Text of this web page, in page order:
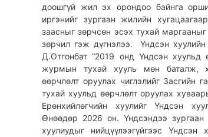
доошгүй жил эх орондоо байнга
иргэнийг зургаан жилийн
заасныг зөрчсөн эсэх тухай
зөрчил гэж дүгнэлээ. Үндсэн
Д.Отгонбат “2019 онд Үндсэн
журмын тухай хууль мөн баталж,
өөрчлөлт оруулах чиглэлийг Засгийн
тухай хуульд өөрчлөлт оруулах
Ерөнхийлөгчийн хуулийг Үндсэн
Өнөөдөр 2026 он. Үндсэндээ
хуулиудыг нийцүүлээгүйгээс